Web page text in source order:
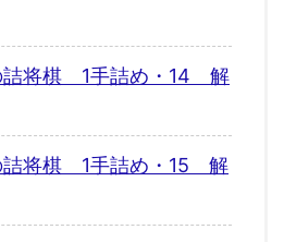
詰将棋 1手詰め・14 解
詰将棋 1手詰め・15 解